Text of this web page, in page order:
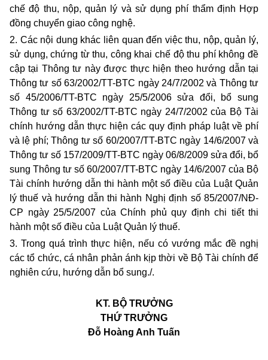
chế độ thu, nộp, quản lý và sử dụng phí thẩm định Hợp
đồng chuyển giao công nghệ.
2. Các nội dung khác liên quan đến việc thu, nộp, quản lý,
sử dụng, chứng từ thu, công khai chế độ thu phí không đề
cập tại Thông tư này được thực hiện theo hướng dẫn tại
Thông tư số 63/2002/TT-BTC ngày 24/7/2002 và Thông tư
số 45/2006/TT-BTC ngày 25/5/2006 sửa đổi, bổ sung
Thông tư số 63/2002/TT-BTC ngày 24/7/2002 của Bộ Tài
chính hướng dẫn thực hiện các quy định pháp luật về phí
và lệ phí; Thông tư số 60/2007/TT-BTC ngày 14/6/2007 và
Thông tư số 157/2009/TT-BTC ngày 06/8/2009 sửa đổi, bổ
sung Thông tư số 60/2007/TT-BTC ngày 14/6/2007 của Bộ
Tài chính hướng dẫn thi hành một số điều của Luật Quản
lý thuế và hướng dẫn thi hành Nghị định số 85/2007/NĐ-
CP ngày 25/5/2007 của Chính phủ quy định chi tiết thi
hành một số điều của Luật Quản lý thuế.
3. Trong quá trình thực hiện, nếu có vướng mắc đề nghị
các tổ chức, cá nhân phản ánh kịp thời về Bộ Tài chính để
nghiên cứu, hướng dẫn bổ sung./.
KT. BỘ TRƯỞNG
THỨ TRƯỞNG
Đỗ Hoàng Anh Tuấn